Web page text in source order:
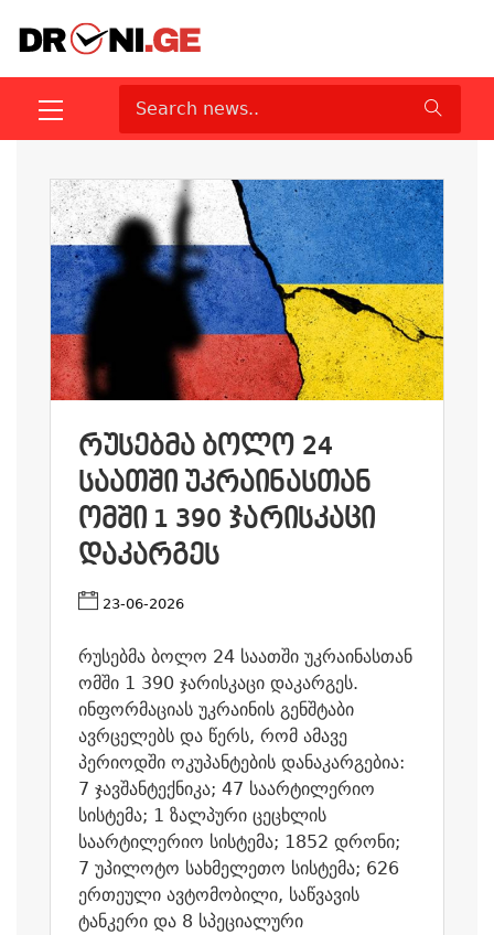
ᲠᲣᲡᲔᲑᲛᲐ ᲑᲝᲚᲝ 24
ᲡᲐᲐᲗᲨᲘ ᲣᲙᲠᲐᲘᲜᲐᲡᲗᲐᲜ
ᲝᲛᲨᲘ 1 390 ᲯᲐᲠᲘᲡᲙᲐᲪᲘ
ᲓᲐᲙᲐᲠᲒᲔᲡ
23-06-2026
რუსებმა ბოლო 24 საათში უკრაინასთან
ომში 1 390 ჯარისკაცი დაკარგეს.
ინფორმაციას უკრაინის გენშტაბი
ავრცელებს და წერს, რომ ამავე
პერიოდში ოკუპანტების დანაკარგებია:
7 ჯავშანტექნიკა; 47 საარტილერიო
სისტემა; 1 ზალპური ცეცხლის
საარტილერიო სისტემა; 1852 დრონი;
7 უპილოტო სახმელეთო სისტემა; 626
ერთეული ავტომობილი, საწვავის
ტანკერი და 8 სპეციალური